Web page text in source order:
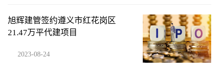
旭辉建管签约遵义市红花岗区
21.47万平代建项目
2023-08-24